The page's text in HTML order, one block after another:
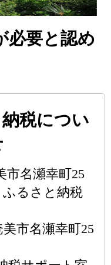
必要と認め
税につい
市名瀬幸町25
るさと納税
市名瀬幸町25